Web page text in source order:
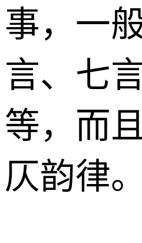
事，一
言、七
等，而
仄韵律。